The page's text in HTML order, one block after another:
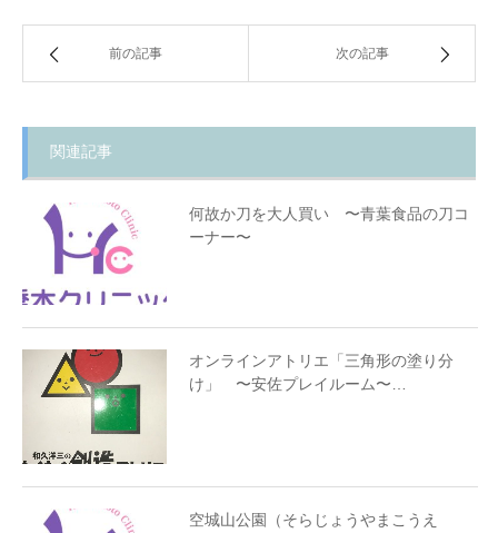
前の記事 次の記事
関連記事
何故か刀を大人買い 〜青葉食品の刀コ
ーナー〜
オンラインアトリエ「三角形の塗り分
け」 〜安佐プレイルーム〜…
空城山公園（そらじょうやまこうえ